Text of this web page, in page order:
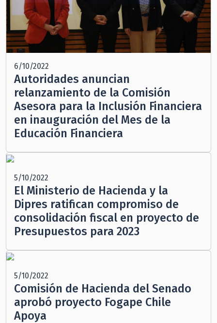
6/10/2022
Autoridades anuncian
relanzamiento de la Comisión
Asesora para la Inclusión Financiera
en inauguración del Mes de la
Educación Financiera
5/10/2022
El Ministerio de Hacienda y la
Dipres ratifican compromiso de
consolidación fiscal en proyecto de
Presupuestos para 2023
5/10/2022
Comisión de Hacienda del Senado
aprobó proyecto Fogape Chile
Apoya